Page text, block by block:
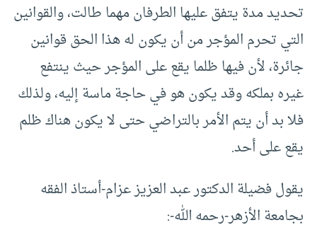
تحديد مدة يتفق عليها الطرفان مهما طالت، والقوانين
التي تحرم المؤجر من أن يكون له هذا الحق قوانين
جائرة، لأن فيها ظلما يقع على المؤجر حيث ينتفع
غيره بملكه وقد يكون هو في حاجة ماسة إليه، ولذلك
فلا بد أن يتم الأمر بالتراضي حتى لا يكون هناك ظلم
يقع على أحد.
يقول فضيلة الدكتور عبد العزيز عزام-أستاذ الفقه
بجامعة الأزهر-رحمه الله-: